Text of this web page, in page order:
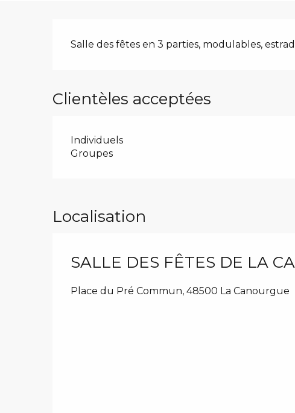
Salle des fêtes en 3 parties, modulables,
Clientèles acceptées
Individuels
Groupes
Localisation
SALLE DES FÊTES DE LA
Place du Pré Commun, 48500 La Canourgue